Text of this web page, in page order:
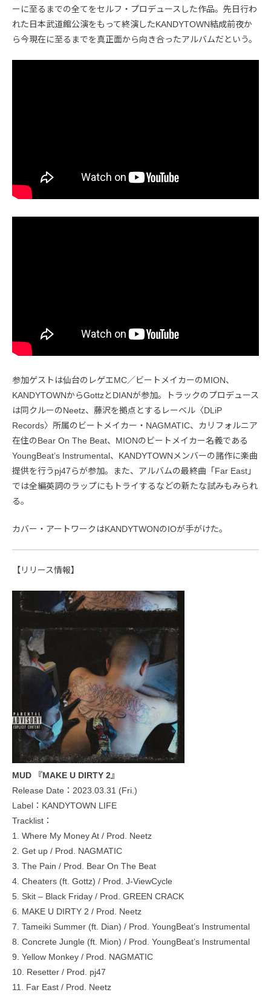
ーに至るまでの全てをセルフ・プロデュースした作品。先日行わ
れた日本武道館公演をもって終演したKANDYTOWN結成前夜か
ら今現在に至るまでを真正面から向き合ったアルバムだという。
参加ゲストは仙台のレゲエMC／ビートメイカーのMION、
KANDYTOWNからGottzとDIANが参加。トラックのプロデュース
は同クルーのNeetz、藤沢を拠点とするレーベル〈DLiP
Records〉所属のビートメイカー・NAGMATIC、カリフォルニア
在住のBear On The Beat、MIONのビートメイカー名義である
YoungBeat’s Instrumental、KANDYTOWNメンバーの諸作に楽曲
提供を行うpj47らが参加。また、アルバムの最終曲「Far East」
では全編英詞のラップにもトライするなどの新たな試みもみられ
る。
カバー・アートワークはKANDYTWONのIOが手がけた。
【リリース情報】
MUD 『MAKE U DIRTY 2』
Release Date：2023.03.31 (Fri.)
Label：KANDYTOWN LIFE
Tracklist：
1. Where My Money At / Prod. Neetz
2. Get up / Prod. NAGMATIC
3. The Pain / Prod. Bear On The Beat
4. Cheaters (ft. Gottz) / Prod. J-ViewCycle
5. Skit – Black Friday / Prod. GREEN CRACK
6. MAKE U DIRTY 2 / Prod. Neetz
7. Tameiki Summer (ft. Dian) / Prod. YoungBeat’s Instrumental
8. Concrete Jungle (ft. Mion) / Prod. YoungBeat’s Instrumental
9. Yellow Monkey / Prod. NAGMATIC
10. Resetter / Prod. pj47
11. Far East / Prod. Neetz